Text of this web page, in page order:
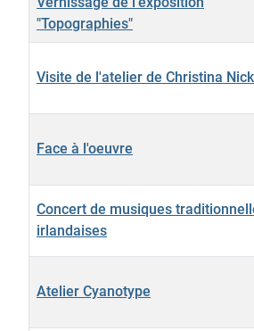
"Topographies"
Visite de l'atelier de Christina Nick
Face à l'oeuvre
Concert de musiques
irlandaises
Atelier Cyanotype